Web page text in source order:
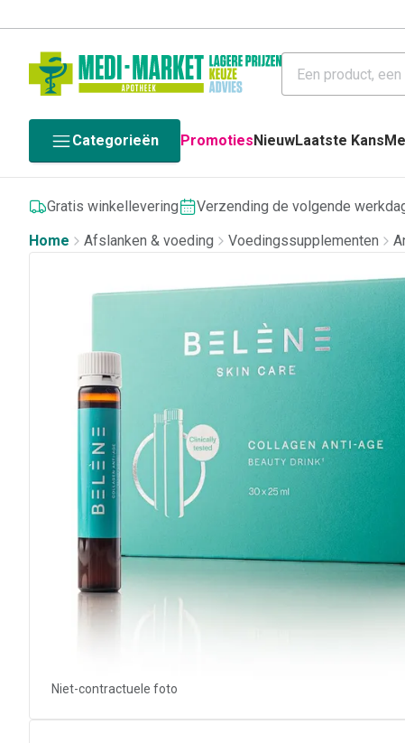
Categorieën PromotiesNieuwLaatste Kans
Gratis winkellevering Verzending de volgende
Home
Afslanken & voeding Voedingssupplementen
Niet-contractuele foto